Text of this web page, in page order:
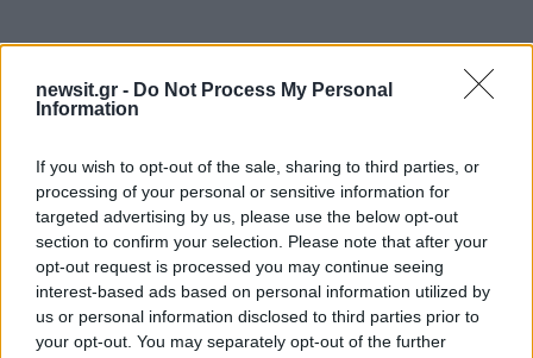
newsit.gr - Do Not Process My Personal
Information
If you wish to opt-out of the sale, sharing to third parties, or
processing of your personal or sensitive information for
targeted advertising by us, please use the below opt-out
section to confirm your selection. Please note that after your
opt-out request is processed you may continue seeing
interest-based ads based on personal information utilized by
us or personal information disclosed to third parties prior to
your opt-out. You may separately opt-out of the further
Πιο δημοφιλή
1 Σέρρες: Βίντεο ντοκουμέντο από το
τροχαίο με νεκρούς μητέρα και γιο – Ο
οδηγός του φορτηγού κατέγραψε τη
σύγκρουση
2Στα Χανιά για ολιγοήμερες διακοπές ο
Κυριάκος Μητσοτάκης με την σύζυγό του
Μαρέβα
3Marfin: Η 46χρονη πήρε προθεσμία για να